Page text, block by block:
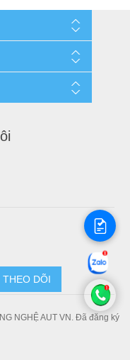
THEO DÕI
NGHỆ AUT VN. Đã đăng ký